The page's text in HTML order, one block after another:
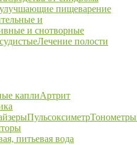
пищеварение
и
и снотворные
Лечение полости
каплиАртрит
ПульсоксиметрТонометры
питьевая вода